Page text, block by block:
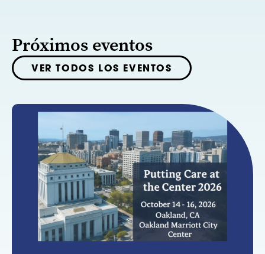
Próximos eventos
VER TODOS LOS EVENTOS